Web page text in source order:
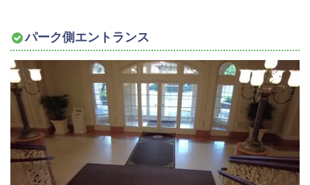
パーク側エントランス